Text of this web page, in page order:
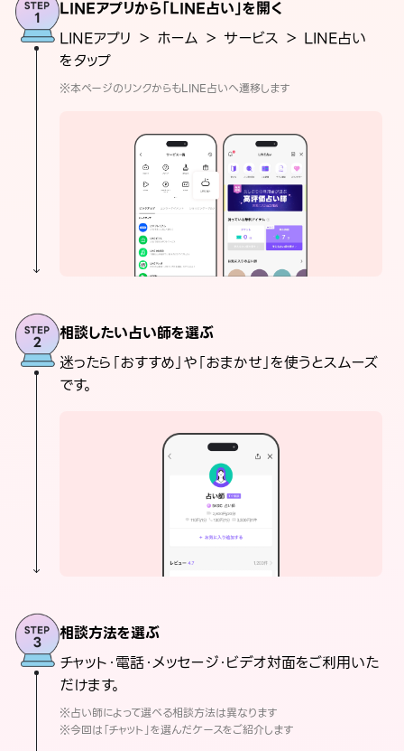
LINEアプリから「LINE占い」を開く
LINEアプリ ＞ ホーム ＞ サービス ＞ LINE占い
をタップ
※本ページのリンクからもLINE占いへ遷移します
相談したい占い師を選ぶ
迷ったら「おすすめ」や「おまかせ」を使うとスムーズ
です。
相談方法を選ぶ
チャット・電話・メッセージ・ビデオ対面をご利用いた
だけます。
※占い師によって選べる相談方法は異なります
※今回は「チャット」を選んだケースをご紹介します